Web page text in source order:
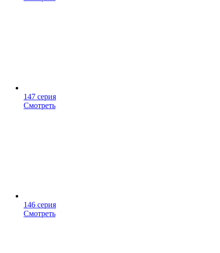
147 серия
Смотреть
146 серия
Смотреть